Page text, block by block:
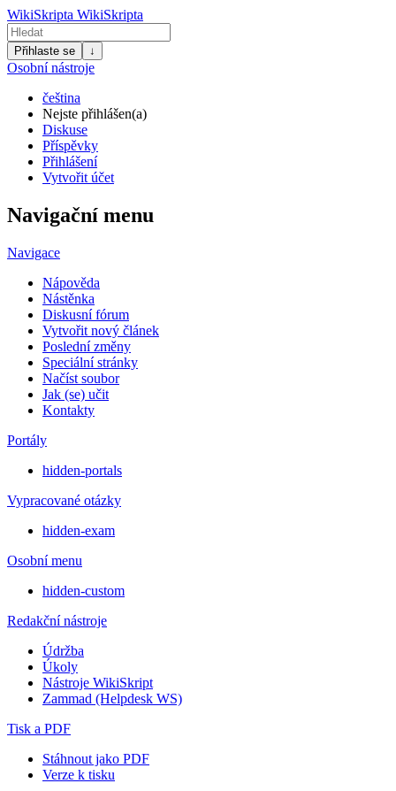
WikiSkripta WikiSkripta
Přihlaste se ↓
Osobní nástroje
čeština
Nejste přihlášen(a)
Diskuse
Příspěvky
Přihlášení
Vytvořit účet
Navigační menu
Navigace
Nápověda
Nástěnka
Diskusní fórum
Vytvořit nový článek
Poslední změny
Speciální stránky
Načíst soubor
Jak (se) učit
Kontakty
Portály
hidden-portals
Vypracované otázky
hidden-exam
Osobní menu
hidden-custom
Redakční nástroje
Údržba
Úkoly
Nástroje WikiSkript
Zammad (Helpdesk WS)
Tisk a PDF
Stáhnout jako PDF
Verze k tisku